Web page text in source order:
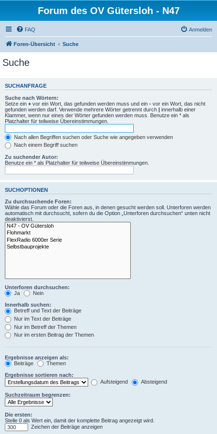
Forum des OV Gütersloh - N47
FAQ Anmelden
Foren-Übersicht Suche
Suche
SUCHANFRAGE
Suche nach Wörtern:
Setze ein + vor ein Wort, das gefunden werden muss und ein - vor ein Wort, das nicht
gefunden werden darf. Verwende mehrere Wörter getrennt durch | innerhalb einer
Klammer, wenn nur eines der Wörter gefunden werden muss. Benutze ein * als
Platzhalter für teilweise Übereinstimmungen.
Nach allen Begriffen suchen oder Suche wie angegeben verwenden
Nach einem Begriff suchen
Zu suchender Autor:
Benutze ein * als Platzhalter für teilweise Übereinstimmungen.
SUCHOPTIONEN
Zu durchsuchende Foren:
Wähle das Forum oder die Foren aus, in denen gesucht werden soll. Unterforen werden
automatisch mit durchsucht, sofern du die Option „Unterforen durchsuchen“ unten nicht
deaktivierst.
Unterforen durchsuchen:
Ja
Nein
Innerhalb suchen:
Betreff und Text der Beiträge
Nur im Text der Beiträge
Nur im Betreff der Themen
Nur im ersten Beitrag der Themen
Ergebnisse anzeigen als:
Beiträge
Themen
Ergebnisse sortieren nach:
Aufsteigend
Absteigend
Suchzeitraum begrenzen:
Die ersten:
Stelle 0 als Wert ein, damit der komplette Beitrag angezeigt wird.
Zeichen der Beiträge anzeigen